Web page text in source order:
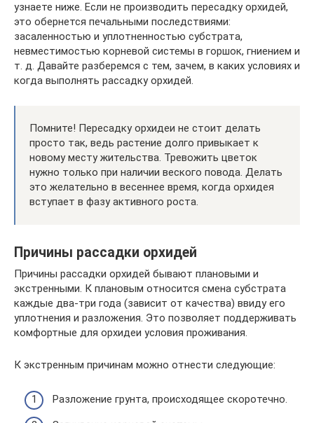
узнаете ниже. Если не производить пересадку орхидей,
это обернется печальными последствиями:
засаленностью и уплотненностью субстрата,
невместимостью корневой системы в горшок, гниением и
т. д. Давайте разберемся с тем, зачем, в каких условиях и
когда выполнять рассадку орхидей.
Помните! Пересадку орхидеи не стоит делать
просто так, ведь растение долго привыкает к
новому месту жительства. Тревожить цветок
нужно только при наличии веского повода. Делать
это желательно в весеннее время, когда орхидея
вступает в фазу активного роста.
Причины рассадки орхидей
Причины рассадки орхидей бывают плановыми и
экстренными. К плановым относится смена субстрата
каждые два-три года (зависит от качества) ввиду его
уплотнения и разложения. Это позволяет поддерживать
комфортные для орхидеи условия проживания.
К экстренным причинам можно отнести следующие:
Разложение грунта, происходящее скоротечно.